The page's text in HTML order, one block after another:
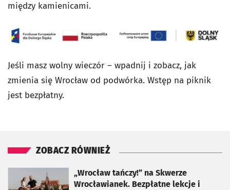
między kamienicami.
Jeśli masz wolny wieczór – wpadnij i zobacz, jak
zmienia się Wrocław od podwórka. Wstęp na piknik
jest bezpłatny.
ZOBACZ RÓWNIEŻ
„Wrocław tańczy!” na Skwerze
Wrocławianek. Bezpłatne lekcje i
otworzy się w nowej karcie